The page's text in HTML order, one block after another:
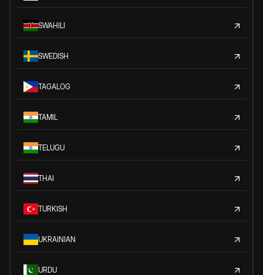
SWAHILI
SWEDISH
TAGALOG
TAMIL
TELUGU
THAI
TURKISH
UKRAINIAN
URDU